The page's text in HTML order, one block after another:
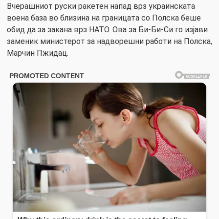
Вчерашниот руски ракетен напад врз украинската
воена база во близина на границата со Полска беше
обид да за закана врз НАТО. Ова за Би-Би-Си го изјави
заменик министерот за надворешни работи на Полска,
Марчин Пжидац.